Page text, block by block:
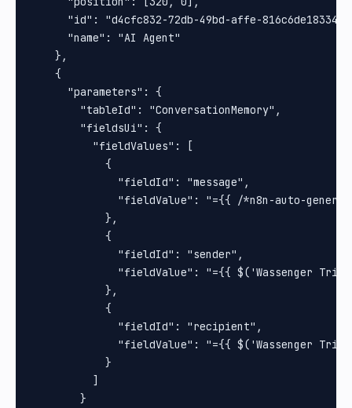
      "id": "d4cfc832-72db-49bd-affe-816c6de18334",
      "name": "AI Agent"
    },
    {
      "parameters": {
        "tableId": "ConversationMemory",
        "fieldsUi": {
          "fieldValues": [
            {
              "fieldId": "message",
"fieldValue": "={{ /*n8n-auto-
            },
            {
              "fieldId": "sender",
"fieldValue": "={{ $('Wassenger
            },
            {
              "fieldId": "recipient",
"fieldValue": "={{ $('Wassenger
            }
          ]
        }